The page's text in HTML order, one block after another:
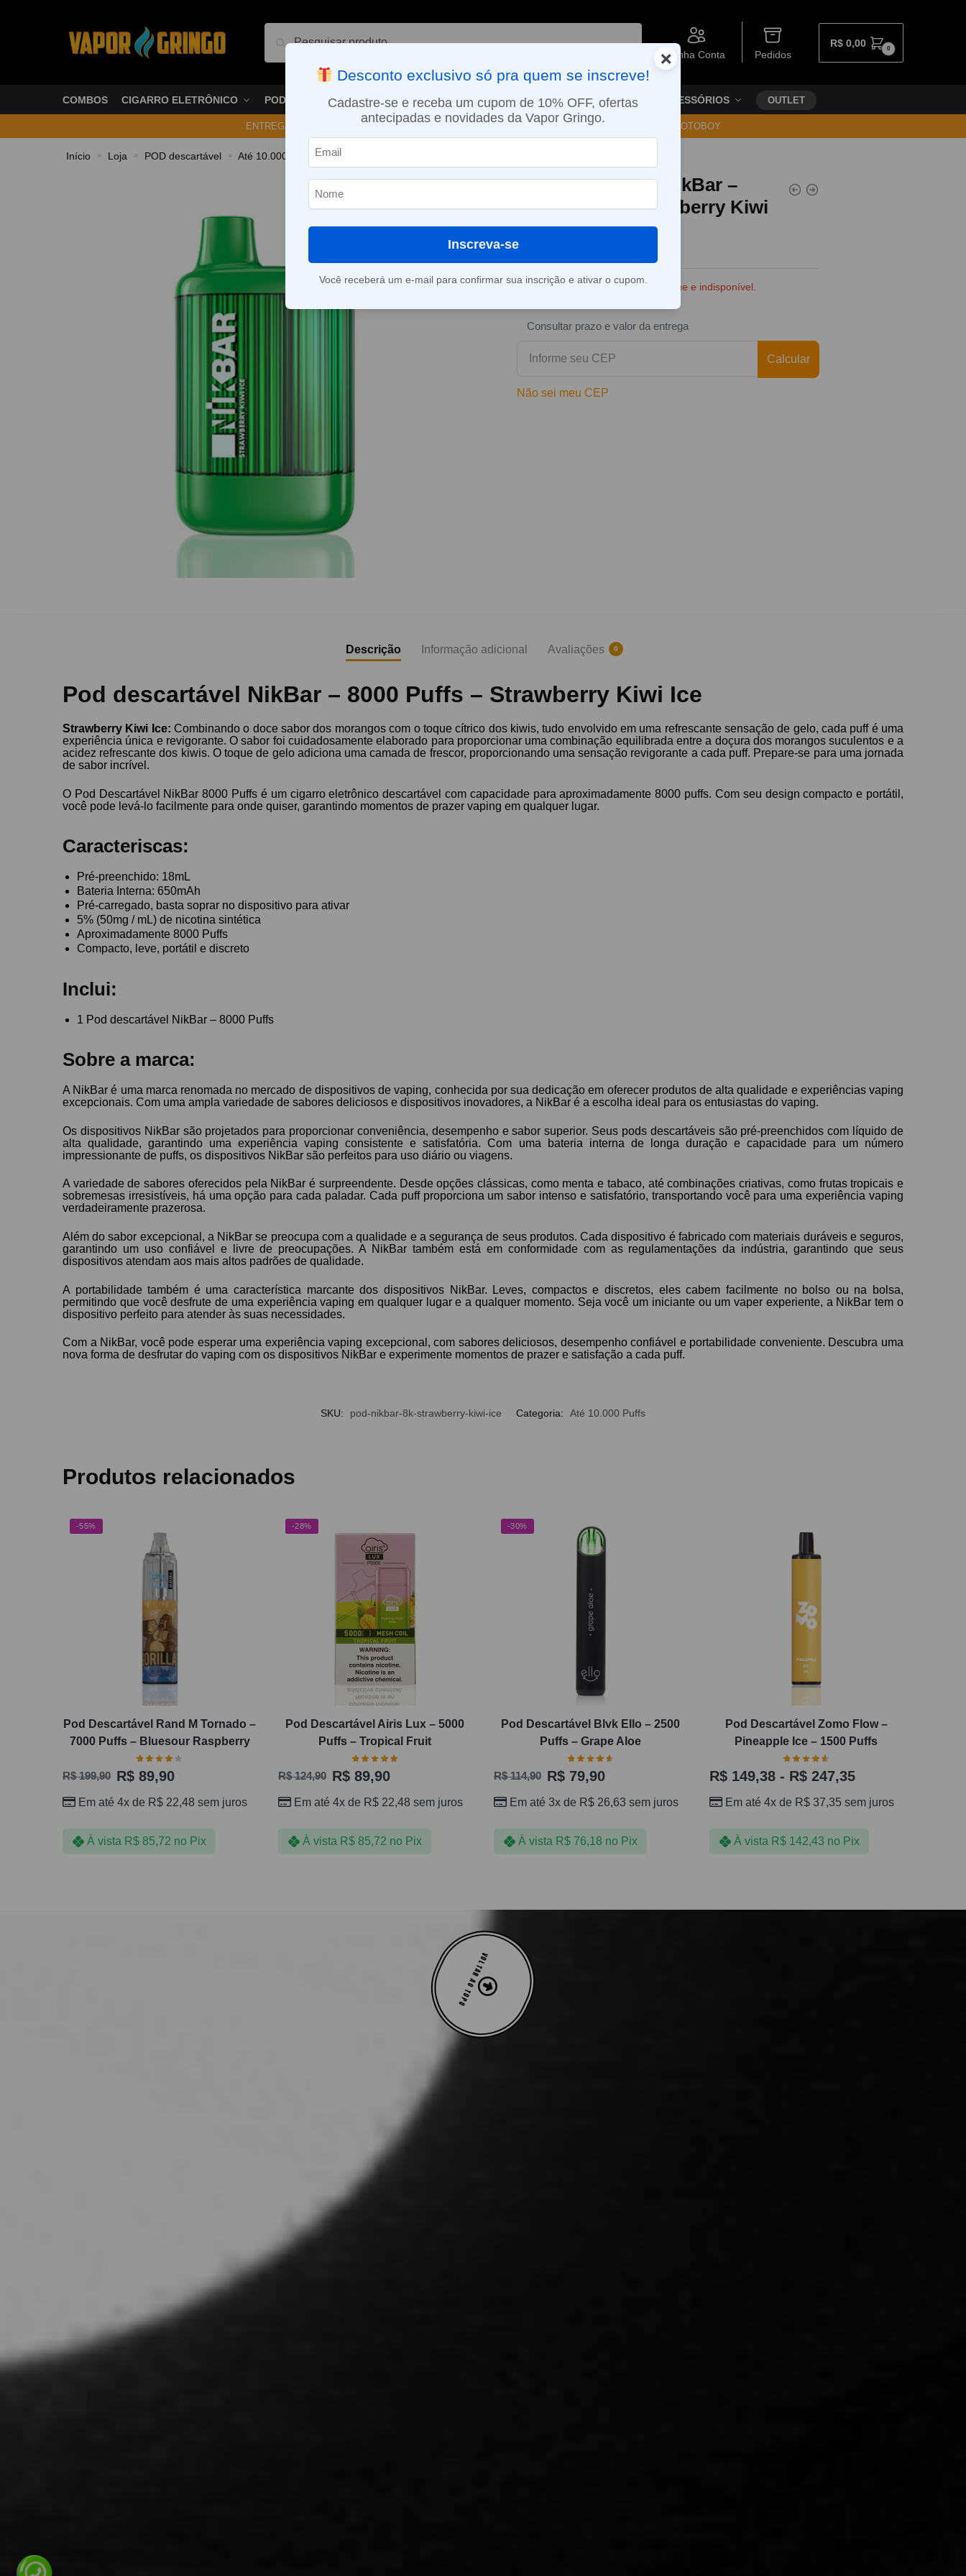
Pesquisar
Minha Conta Pedidos
R$ 0,00 0
COMBOS CIGARRO ELETRÔNICO PODS VAPORIZADOR DE ERVAS E-LIQUÍDOS NICOTINA ORAL ACESSÓRIOS OUTLET
ENTREGA NO MESMO DIA EM SÃO PAULO (SEG A SEX): PEDIDOS APROVADOS ATÉ 15:30 VIA MOTOBOY
Início » Loja » POD descartável » Até 10.000 Puffs » Pod descartável NikBar – 8000 Puffs – Strawberry Kiwi Ice
Pod descartável NikBar –
8000 Puffs – Strawberry Kiwi
Ice
Este produto está fora de estoque e indisponível.
Consultar prazo e valor da entrega
Calcular
Não sei meu CEP
Descrição Informação adicional Avaliações 0
Pod descartável NikBar – 8000 Puffs – Strawberry Kiwi Ice
Strawberry Kiwi Ice:Combinando o doce sabor dos morangos com o toque cítrico dos kiwis, tudo envolvido em uma refrescante sensação de gelo, cada puff é uma
experiência única e revigorante. O sabor foi cuidadosamente elaborado para proporcionar uma combinação equilibrada entre a doçura dos morangos suculentos e a
acidez refrescante dos kiwis. O toque de gelo adiciona uma camada de frescor, proporcionando uma sensação revigorante a cada puff. Prepare-se para uma jornada
de sabor incrível.
O Pod Descartável NikBar 8000 Puffs é um cigarro eletrônico descartável com capacidade para aproximadamente 8000 puffs. Com seu design compacto e portátil,
você pode levá-lo facilmente para onde quiser, garantindo momentos de prazer vaping em qualquer lugar.
Caracteriscas:
Pré-preenchido: 18mL
Bateria Interna: 650mAh
Pré-carregado, basta soprar no dispositivo para ativar
5% (50mg / mL) de nicotina sintética
Aproximadamente 8000 Puffs
Compacto, leve, portátil e discreto
Inclui:
1 Pod descartável NikBar – 8000 Puffs
Sobre a marca:
A NikBar é uma marca renomada no mercado de dispositivos de vaping, conhecida por sua dedicação em oferecer produtos de alta qualidade e experiências vaping
excepcionais. Com uma ampla variedade de sabores deliciosos e dispositivos inovadores, a NikBar é a escolha ideal para os entusiastas do vaping.
Os dispositivos NikBar são projetados para proporcionar conveniência, desempenho e sabor superior. Seus pods descartáveis são pré-preenchidos com líquido de
alta qualidade, garantindo uma experiência vaping consistente e satisfatória. Com uma bateria interna de longa duração e capacidade para um número
impressionante de puffs, os dispositivos NikBar são perfeitos para uso diário ou viagens.
A variedade de sabores oferecidos pela NikBar é surpreendente. Desde opções clássicas, como menta e tabaco, até combinações criativas, como frutas tropicais e
sobremesas irresistíveis, há uma opção para cada paladar. Cada puff proporciona um sabor intenso e satisfatório, transportando você para uma experiência vaping
verdadeiramente prazerosa.
Além do sabor excepcional, a NikBar se preocupa com a qualidade e a segurança de seus produtos. Cada dispositivo é fabricado com materiais duráveis e seguros,
garantindo um uso confiável e livre de preocupações. A NikBar também está em conformidade com as regulamentações da indústria, garantindo que seus
dispositivos atendam aos mais altos padrões de qualidade.
A portabilidade também é uma característica marcante dos dispositivos NikBar. Leves, compactos e discretos, eles cabem facilmente no bolso ou na bolsa,
permitindo que você desfrute de uma experiência vaping em qualquer lugar e a qualquer momento. Seja você um iniciante ou um vaper experiente, a NikBar tem o
dispositivo perfeito para atender às suas necessidades.
Com a NikBar, você pode esperar uma experiência vaping excepcional, com sabores deliciosos, desempenho confiável e portabilidade conveniente. Descubra uma
nova forma de desfrutar do vaping com os dispositivos NikBar e experimente momentos de prazer e satisfação a cada puff.
SKU: pod-nikbar-8k-strawberry-kiwi-ice Categoria: Até 10.000 Puffs
Produtos relacionados
-55%
Pod Descartável Rand M Tornado –
7000 Puffs – Bluesour Raspberry
R$199,90 R$ 89,90
Em até 4x de R$ 22,48 sem juros
À vista R$85,72 no Pix
-28%
Pod Descartável Airis Lux – 5000
Puffs – Tropical Fruit
R$124,90 R$ 89,90
Em até 4x de R$ 22,48 sem juros
À vista R$85,72 no Pix
-30%
Pod Descartável Blvk Ello – 2500
Puffs – Grape Aloe
R$114,90 R$79,90
Em até 3x de R$26,63 sem juros
À vista R$76,18 no Pix
Pod Descartável Zomo Flow –
Pineapple Ice – 1500 Puffs
R$149,38 - R$247,35
Em até 4x de R$37,35 sem juros
À vista R$142,43 no Pix
VOLTAR AO TOPO
×
Desconto exclusivo só pra quem se inscreve!
Cadastre-se e receba um cupom de 10% OFF, ofertas
antecipadas e novidades da Vapor Gringo.
Inscreva-se
Você receberá um e-mail para confirmar sua inscrição e ativar o cupom.